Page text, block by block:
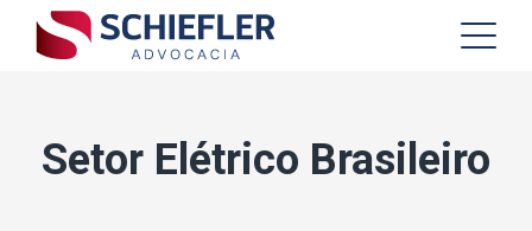
Setor Elétrico Brasileiro